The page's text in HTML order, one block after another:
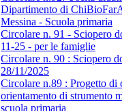
Dipartimento di
Messina - Scuola primaria
Circolare n. 91 - Sciopero
11-25 - per le famiglie
Circolare n. 90 : Sciopero
28/11/2025
Circolare n.89 : Progetto di
orientamento di strumento
scuola primaria